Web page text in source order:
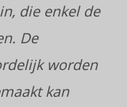
die enkel de
De
worden
kan